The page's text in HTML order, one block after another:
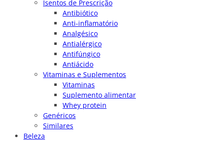
Isentos de Prescrição
Antibiótico
Anti-inflamatório
Analgésico
Antialérgico
Antifúngico
Antiácido
Vitaminas e Suplementos
Vitaminas
Suplemento alimentar
Whey protein
Genéricos
Similares
Beleza